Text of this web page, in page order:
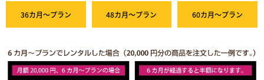
36カ月～プラン 48カ月～プラン 60カ月～プラン